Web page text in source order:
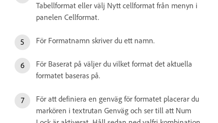
Tabellformat eller välj Nytt cellformat från menyn i
panelen Cellformat.
För Formatnamn skriver du ett namn.
För Baserat på väljer du vilket format det aktuella
formatet baseras på.
För att definiera en genväg för formatet placerar du
markören i textrutan Genväg och ser till att Num